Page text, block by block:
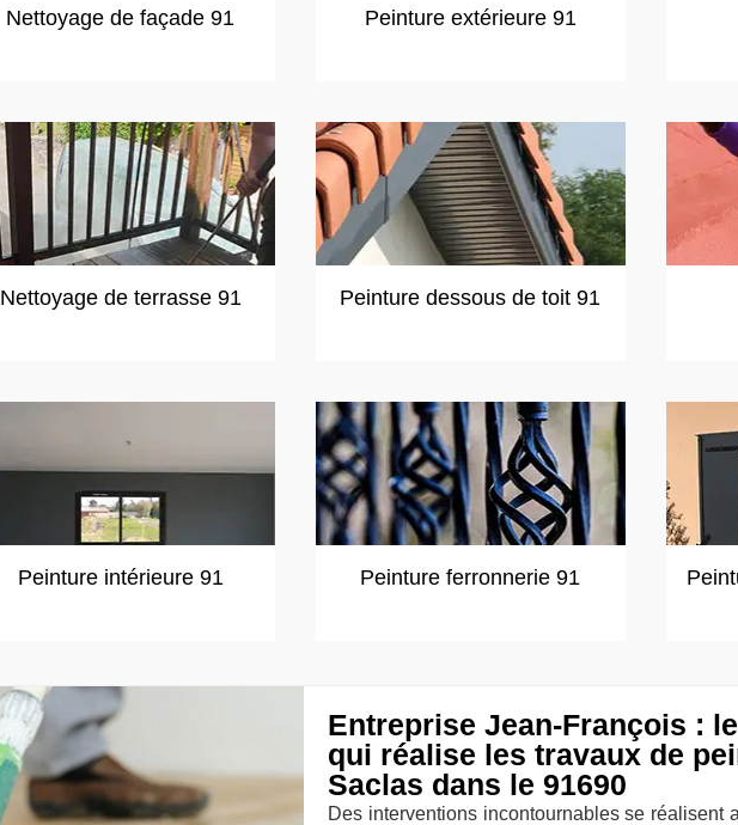
Nettoyage de façade 91 Peinture extérieure 91
Nettoyage de terrasse 91 Peinture dessous de toit 91
Peinture intérieure 91 Peinture ferronnerie 91
Entreprise Jean-François :
qui réalise les travaux de
Saclas dans le 91690
Des interventions incontournables se réalisent